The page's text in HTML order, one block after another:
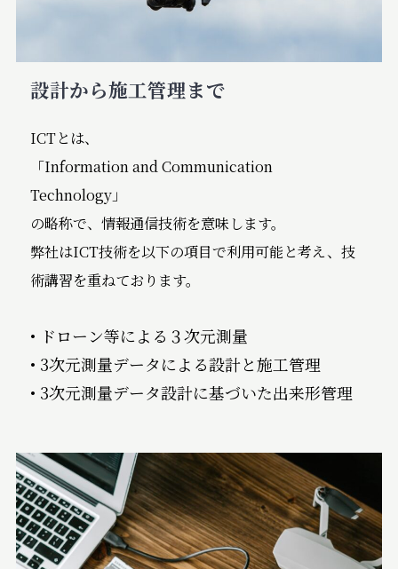
設計から施工管理まで
ICTとは、
「Information and Communication
Technology」
の略称で、情報通信技術を意味します。
弊社はICT技術を以下の項目で利用可能と考え、技
術講習を重ねております。
• ドローン等による３次元測量
• 3次元測量データによる設計と施工管理
• 3次元測量データ設計に基づいた出来形管理